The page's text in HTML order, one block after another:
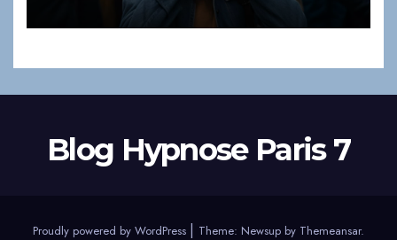
Blog Hypnose Paris 7
Proudly powered by WordPress | Theme: Newsup by Themeansar.